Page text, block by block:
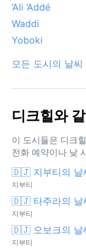
‘Ali ‘Addé
Waddi
Yoboki
모든 도시의 날
디크힐와
이 도시들은 디크
전화 예약이나 낮
🇩🇯 지부티의 날
지부티
🇩🇯 타주라의 날
지부티
🇩🇯 오보크의 날
지부티